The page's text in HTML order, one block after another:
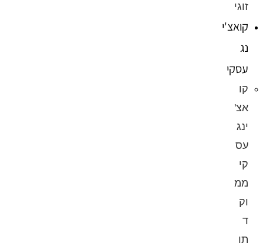
זוגי
קואצ'י
נג
עסקי
קו
אצ'
ינג
עס
קי
ממ
וק
ד
תו